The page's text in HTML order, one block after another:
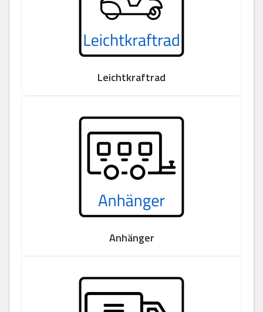
Leichtkraftrad
Anhänger